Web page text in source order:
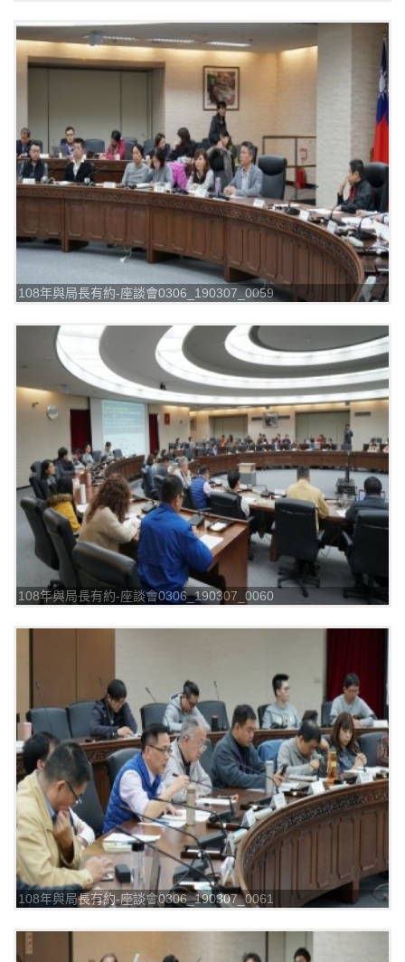
108年與局長有約-座談會0306_190307_0059
108年與局長有約-座談會0306_190307_0060
108年與局長有約-座談會0306_190307_0061